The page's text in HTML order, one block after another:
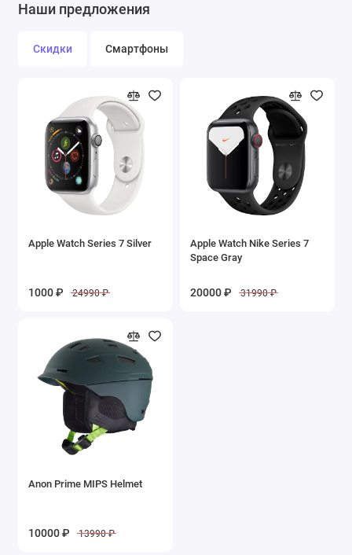
Наши предложения
Скидки Смартфоны
Apple Watch Series 7 Silver
1000 ₽ 24990 ₽
Apple Watch Nike Series 7
Space Gray
20000 ₽ 31990 ₽
Anon Prime MIPS Helmet
10000 ₽ 13990 ₽